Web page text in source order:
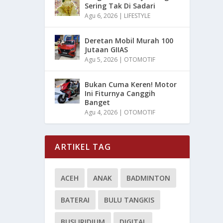
Sering Tak Di Sadari
Agu 6, 2026 | LIFESTYLE
Deretan Mobil Murah 100
Jutaan GIIAS
Agu 5, 2026 | OTOMOTIF
Bukan Cuma Keren! Motor
Ini Fiturnya Canggih
Banget
Agu 4, 2026 | OTOMOTIF
ARTIKEL TAG
ACEH ANAK BADMINTON
BATERAI BULU TANGKIS